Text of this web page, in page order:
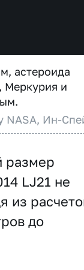
астероида
Меркурия и
NASA, Ин-
размер
LJ21 не
из
до